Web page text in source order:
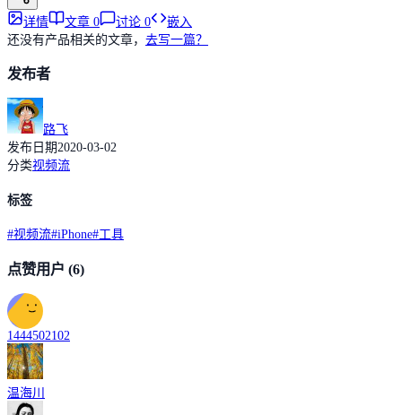
详情 文章 0 讨论 0
嵌入
还没有产品相关的文章， 去写一篇？
发布者
路飞
发布日期2020-03-02
分类视频流
标签
#视频流#iPhone#工具
点赞用户 (6)
1444502102
温海川